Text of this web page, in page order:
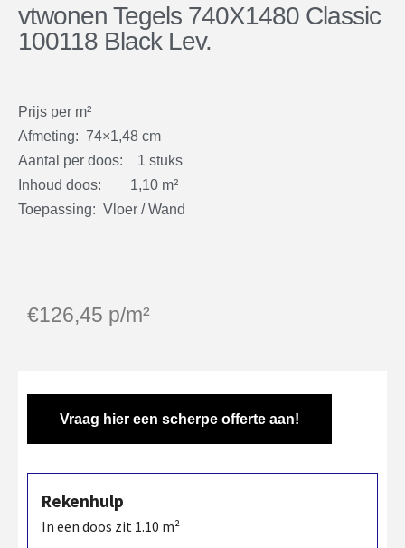
vtwonen Tegels 740X1480 Classic
100118 Black Lev.
Prijs per m²
Afmeting: 74×1,48 cm
Aantal per doos: 1 stuks
Inhoud doos: 1,10 m²
Toepassing: Vloer / Wand
€126,45 p/m²
Vraag hier een scherpe offerte aan!
Rekenhulp
In een doos zit 1.10 m²